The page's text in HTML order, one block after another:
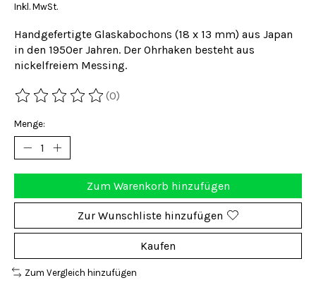
Inkl. MwSt.
Handgefertigte Glaskabochons (18 x 13 mm) aus Japan
in den 1950er Jahren. Der Ohrhaken besteht aus
nickelfreiem Messing.
Die Bewertung dieses Produkts ist
(0)
Menge:
Zum Warenkorb hinzufügen
Zur Wunschliste hinzufügen
Kaufen
Zum Vergleich hinzufügen